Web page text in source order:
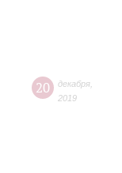
20 декабря
2019